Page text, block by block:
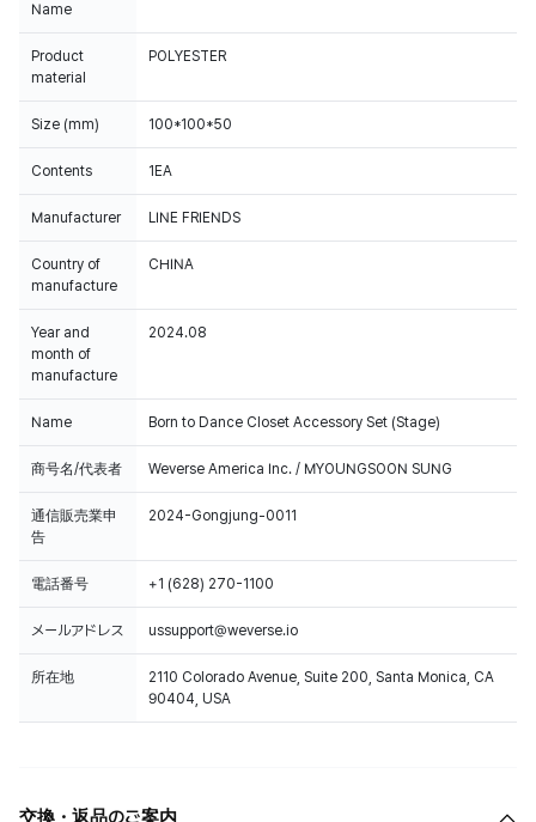
Name
Product
material
POLYESTER
Size (mm) 100*100*50
Contents 1EA
Manufacturer LINE FRIENDS
Country of
manufacture
CHINA
Year and
month of
manufacture
2024.08
Name Born to Dance Closet Accessory Set (Stage)
商号名/代表者 Weverse America Inc. / MYOUNGSOON SUNG
通信販売業申
告
2024-Gongjung-0011
電話番号 +1 (628) 270-1100
メールアドレス ussupport@weverse.io
所在地
2110 Colorado Avenue, Suite 200, Santa Monica, CA
90404, USA
交換・返品のご案内